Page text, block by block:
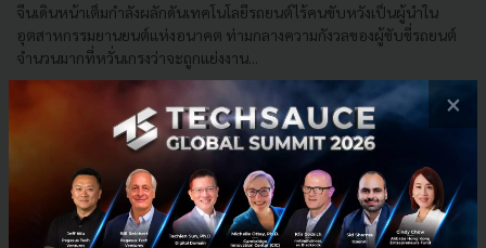
จีนเดินหน้าเต็มกำลังผลักดันเทคโนโลยีรถยนต์ไร้คนขับหวังเป็นผู้นำใน
อุตสาหกรรมยานยนต์แห่งอนาคต ท่ามกลางความกังวลของผู้ขับขี่รถยนต์
จำนวนมากที่หวั่นเกรงว่าจะถูกแย่งงาน...
| By
แท็กซี่ robotaxi Apollo Go
×